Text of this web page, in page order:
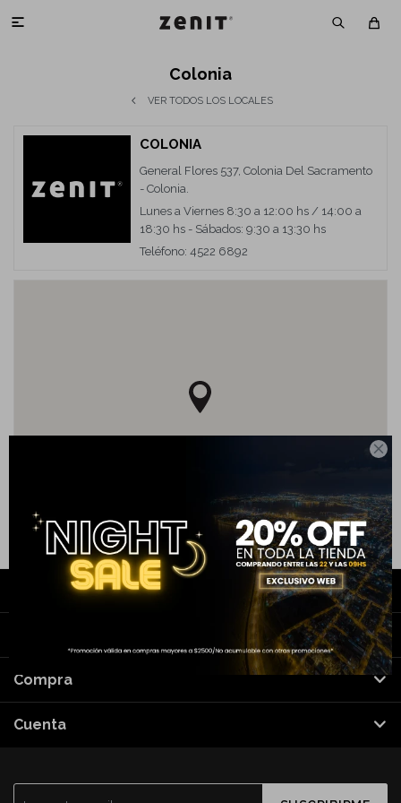


Colonia
VER TODOS LOS LOCALES
COLONIA
General Flores 537, Colonia Del Sacramento
- Colonia.
Lunes a Viernes 8:30 a 12:00 hs / 14:00 a
18:30 hs - Sábados: 9:30 a 13:30 hs
Teléfono: 4522 6892
Contacto
Compra
Cuenta